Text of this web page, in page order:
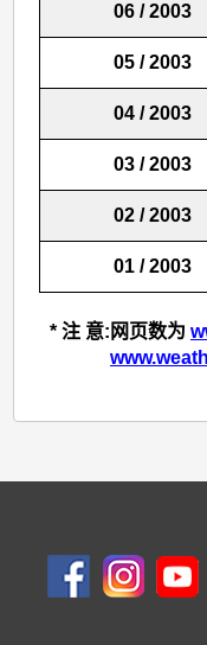
06 / 2003
05 / 2003
04 / 2003
03 / 2003
02 / 2003
01 / 2003
* 注 意: 网页数为